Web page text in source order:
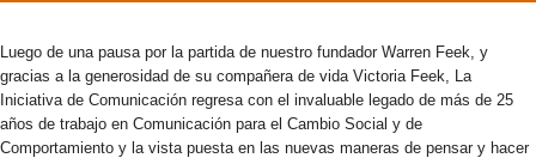
Luego de una pausa por la partida de nuestro fundador Warren Feek, y
gracias a la generosidad de su compañera de vida Victoria Feek, La
Iniciativa de Comunicación regresa con el invaluable legado de más de 25
años de trabajo en Comunicación para el Cambio Social y de
Comportamiento y la vista puesta en las nuevas maneras de pensar y hacer